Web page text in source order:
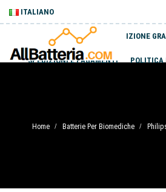
ITALIANO
SPEDIZIONE
SPEDIZIONI E PAGAMENTI POLITICA
Home / Batterie Per Biomediche /